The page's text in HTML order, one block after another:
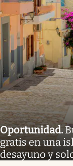
Oportunidad.
gratis en una
desayuno y